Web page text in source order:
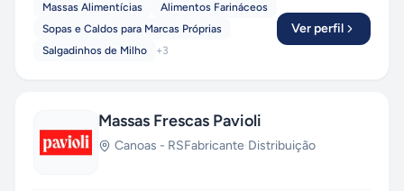
Massas Alimentícias
Alimentos Farináceos
Sopas e Caldos para Marcas Próprias
Salgadinhos de Milho
+3
Ver perfil
Massas Frescas Pavioli
Canoas - RSFabricante·Distribuição